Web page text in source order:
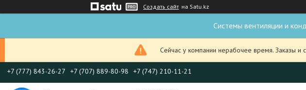
Создать сайт на Satu.kz
Системы вентиляции и
Сейчас у компании нерабочее время. Заказы
+7 (777) 843-26-27 +7 (707) 889-80-98 +7 (747) 210-11-21